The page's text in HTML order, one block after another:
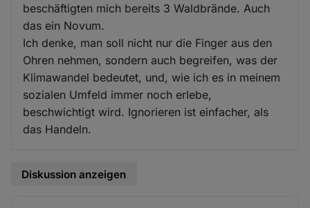
beschäftigten mich bereits 3 Waldbrände. Auch
das ein Novum.
Ich denke, man soll nicht nur die Finger aus den
Ohren nehmen, sondern auch begreifen, was der
Klimawandel bedeutet, und, wie ich es in meinem
sozialen Umfeld immer noch erlebe,
beschwichtigt wird. Ignorieren ist einfacher, als
das Handeln.
Diskussion anzeigen